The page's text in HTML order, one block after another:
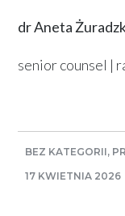
dr Aneta
senior counsel |
BEZ KATEGORII,
17 KWIETNIA 2026